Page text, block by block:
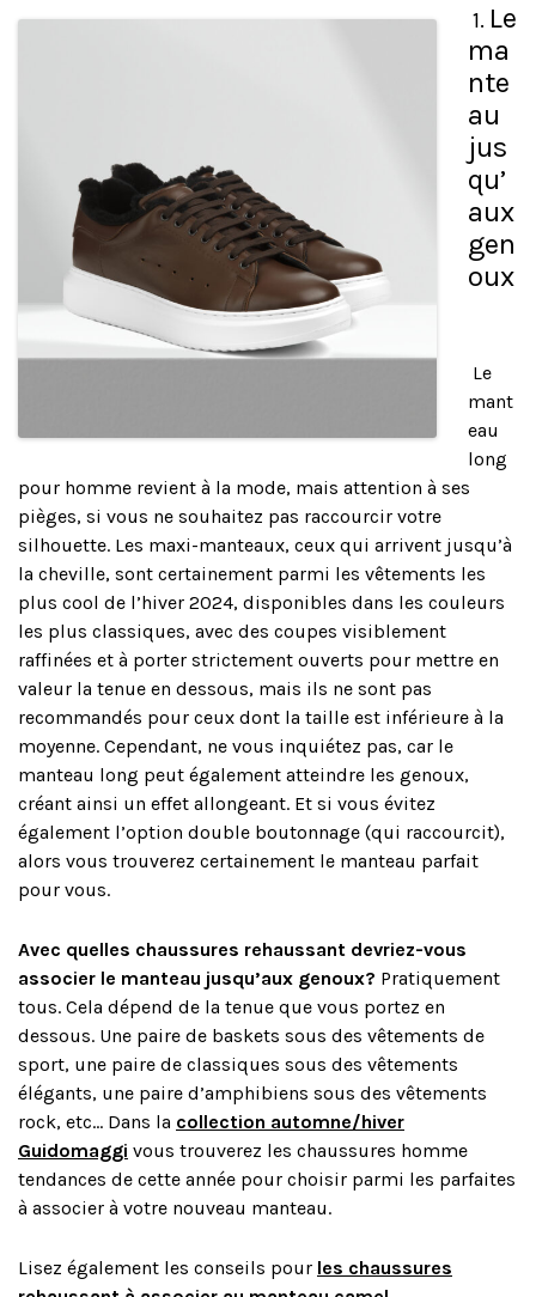
1. Le
ma
nte
au
jus
qu’
aux
gen
oux
Le
mant
eau
long
pour homme revient à la mode, mais attention à ses
pièges, si vous ne souhaitez pas raccourcir votre
silhouette. Les maxi-manteaux, ceux qui arrivent jusqu’à
la cheville, sont certainement parmi les vêtements les
plus cool de l’hiver 2024, disponibles dans les couleurs
les plus classiques, avec des coupes visiblement
raffinées et à porter strictement ouverts pour mettre en
valeur la tenue en dessous, mais ils ne sont pas
recommandés pour ceux dont la taille est inférieure à la
moyenne. Cependant, ne vous inquiétez pas, car le
manteau long peut également atteindre les genoux,
créant ainsi un effet allongeant. Et si vous évitez
également l’option double boutonnage (qui raccourcit),
alors vous trouverez certainement le manteau parfait
pour vous.
Avec quelles chaussures rehaussant devriez-vous
associer le manteau jusqu’aux genoux? Pratiquement
tous. Cela dépend de la tenue que vous portez en
dessous. Une paire de baskets sous des vêtements de
sport, une paire de classiques sous des vêtements
élégants, une paire d’amphibiens sous des vêtements
rock, etc… Dans la collection automne/hiver
Guidomaggi vous trouverez les chaussures homme
tendances de cette année pour choisir parmi les parfaites
à associer à votre nouveau manteau.
Lisez également les conseils pour les chaussures